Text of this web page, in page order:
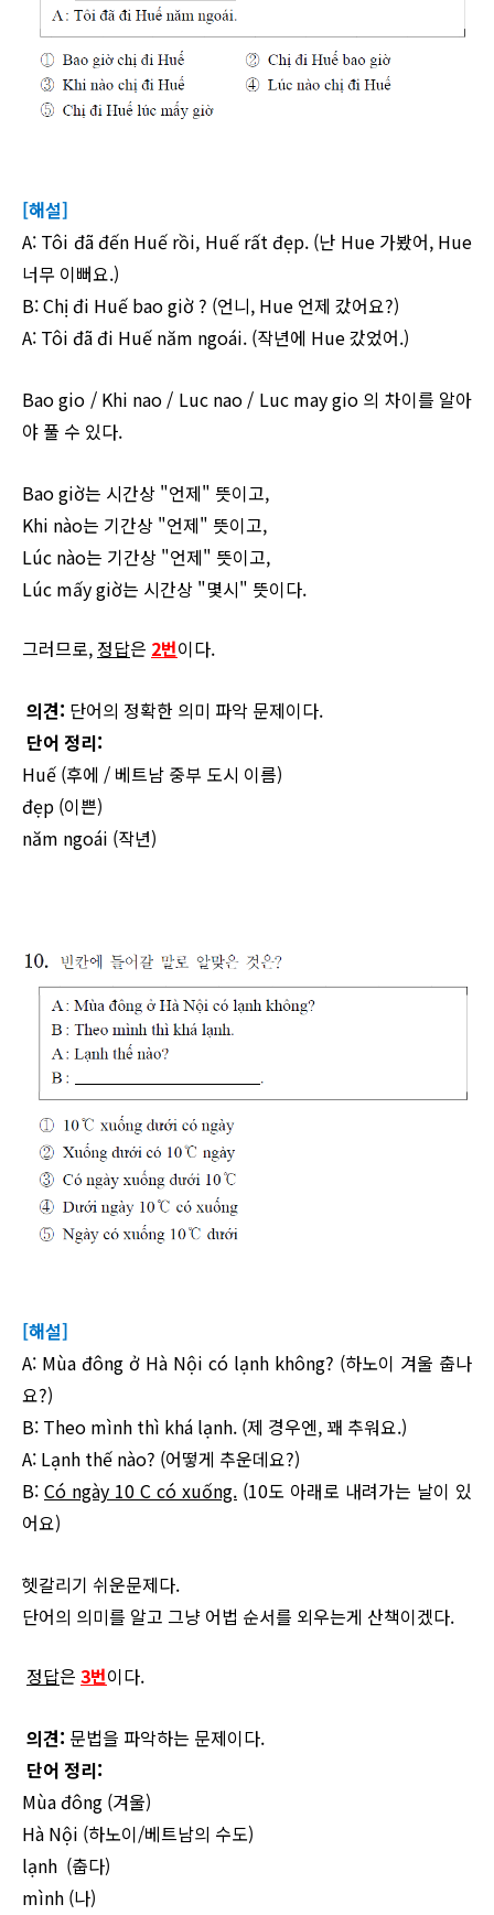
[해설]
A: Tôi đã đến Huế rồi, Huế rất đẹp. (난 Hue 가봤어, Hue
너무 이뻐요.)
B: Chị đi Huế bao giờ ? (언니, Hue 언제 갔어요?)
A: Tôi đã đi Huế năm ngoái. (작년에 Hue 갔었어.)
Bao gio / Khi nao / Luc nao / Luc may gio 의 차이를 알아
야 풀 수 있다.
Bao giờ는 시간상 "언제" 뜻이고,
Khi nào는 기간상 "언제" 뜻이고,
Lúc nào는 기간상 "언제" 뜻이고,
Lúc mấy giờ는 시간상 "몇시" 뜻이다.
그러므로, 정답은 2번이다.
의견: 단어의 정확한 의미 파악 문제이다.
단어 정리:
Huế (후에 / 베트남 중부 도시 이름)
đẹp (이쁜)
năm ngoái (작년)
[해설]
A: Mùa đông ở Hà Nội có lạnh không? (하노이 겨울 춥나
요?)
B: Theo mình thì khá lạnh. (제 경우엔, 꽤 추워요.)
A: Lạnh thế nào? (어떻게 추운데요?)
B: Có ngày 10 C có xuống. ​ (10도 아래로 내려가는 날이 있
어요)
헷갈리기 쉬운문제다.
단어의 의미를 알고 그냥 어법 순서를 외우는게 산책이겠다.
정답은 3번이다.
의견: 문법을 파악하는 문제이다.
단어 정리:
Mùa đông (겨울)
Hà Nội (하노이/베트남의 수도)
lạnh (춥다)
mình (나)